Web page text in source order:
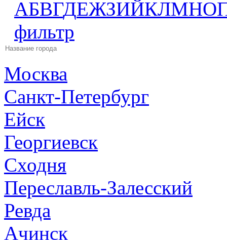
АБВГДЕЖЗИЙКЛМНО
фильтр
Москва
Санкт-Петербург
Ейск
Георгиевск
Сходня
Переславль-Залесский
Ревда
Ачинск